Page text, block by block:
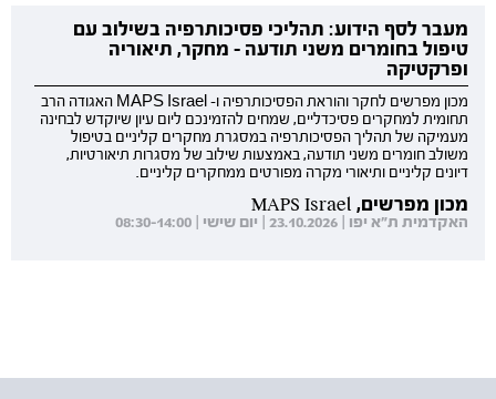
מעבר לסף הידוע: תהליכי פסיכותרפיה בשילוב עם
טיפול בחומרים משני תודעה - מחקר, תיאוריה
ופרקטיקה
מכון מפרשים לחקר והוראת הפסיכותרפיה ו- MAPS Israel האגודה הרב
תחומית למחקרים פסיכדליים, שמחים להזמינכם ליום עיון שיוקדש לבחינה
מעמיקה של תהליך הפסיכותרפיה במסגרת מחקרים קליניים בטיפול
משולב חומרים משני תודעה, באמצעות שילוב של מסגרות תיאורטיות,
דיונים קליניים ותיאורי מקרה מפורטים ממחקרים קליניים.
מכון מפרשים, MAPS Israel
האקדמית ת"א יפו | 23.10.2026 | יום שישי | 08:30-14:00